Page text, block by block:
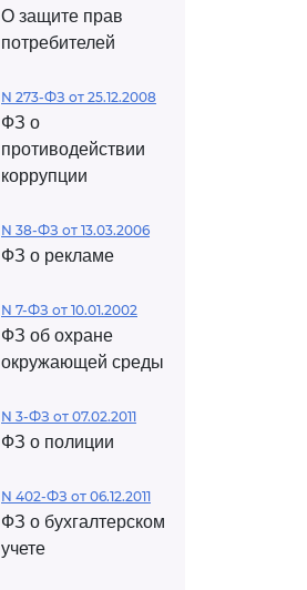
О защите прав
потребителей
N 273-ФЗ от 25.12.2008
ФЗ о
противодействии
коррупции
N 38-ФЗ от 13.03.2006
ФЗ о рекламе
N 7-ФЗ от 10.01.2002
ФЗ об охране
окружающей среды
N 3-ФЗ от 07.02.2011
ФЗ о полиции
N 402-ФЗ от 06.12.2011
ФЗ о бухгалтерском
учете